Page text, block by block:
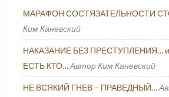
МАРАФОН СОСТЯЗАТЕЛЬНОСТИ
Ким Каневский
НАКАЗАНИЕ БЕЗ ПРЕСТУПЛЕНИЯ…
ЕСТЬ КТО… Автор Ким Каневский
НЕ ВСЯКИЙ ГНЕВ – ПРАВЕДНЫЙ…